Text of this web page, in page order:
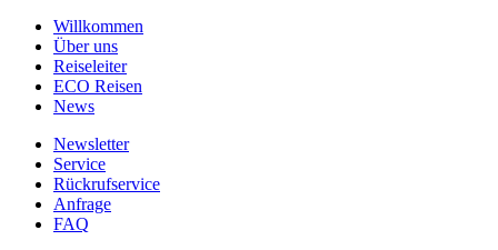
Willkommen
Über uns
Reiseleiter
ECO Reisen
News
Newsletter
Service
Rückrufservice
Anfrage
FAQ